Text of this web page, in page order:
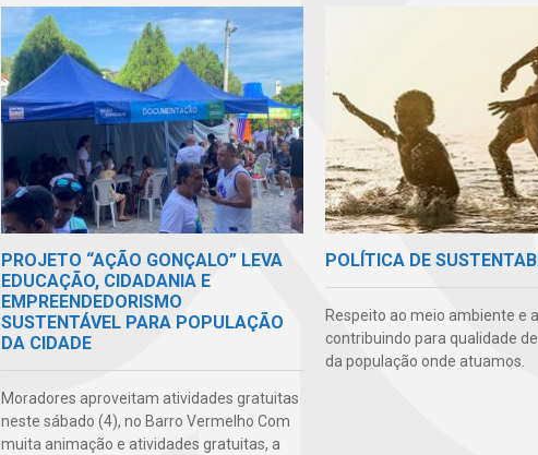
PROJETO “AÇÃO GONÇALO” LEVA
EDUCAÇÃO, CIDADANIA E
EMPREENDEDORISMO
SUSTENTÁVEL PARA POPULAÇÃO
DA CIDADE
Moradores aproveitam atividades gratuitas
neste sábado (4), no Barro Vermelho Com
muita animação e atividades gratuitas, a
POLÍTICA DE
Respeito ao meio ambiente e
contribuindo para qualidade
da população onde atuamos.